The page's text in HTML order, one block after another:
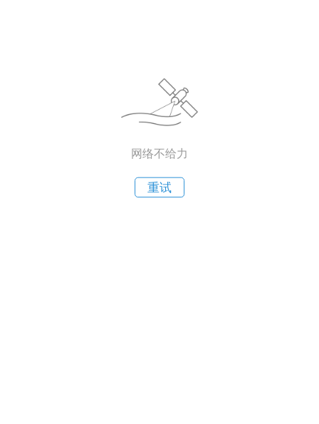
网络不给力
重试